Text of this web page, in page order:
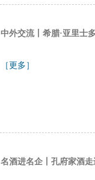
中外交流丨希腊·亚里士
［更多］
名酒进名企丨孔府家酒